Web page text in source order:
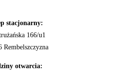
stacjonarny:
166/u1
Rembelszczyzna
otwarcia: